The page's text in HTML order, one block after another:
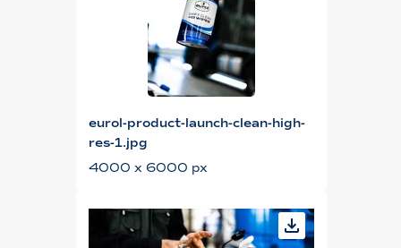
eurol-product-launch-clean-high-
res-1.jpg
4000 x 6000 px